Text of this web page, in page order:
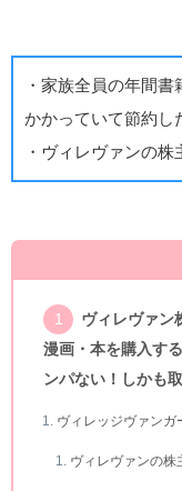
・家族全員の年間
かかっていて節約し
・ヴィレヴァンの
ヴィレヴァン
漫画・本を購入す
ンパない！しかも
ヴィレッジヴァンガ
ヴィレヴァンの株